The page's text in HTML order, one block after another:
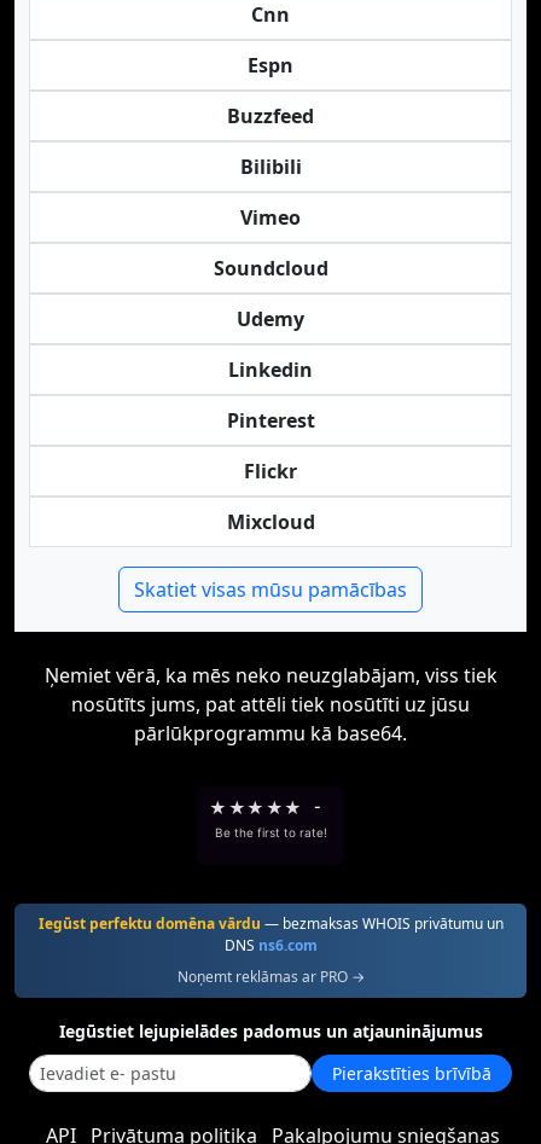
Cnn
Espn
Buzzfeed
Bilibili
Vimeo
Soundcloud
Udemy
Linkedin
Pinterest
Flickr
Mixcloud
Skatiet visas mūsu pamācības
Ņemiet vērā, ka mēs neko neuzglabājam, viss tiek
nosūtīts jums, pat attēli tiek nosūtīti uz jūsu
pārlūkprogrammu kā base64.
★ ★★ ★★ -
Be the first to rate!
Iegūst perfektu domēna vārdu — bezmaksas WHOIS privātumu un
DNS ns6.com
Noņemt reklāmas ar PRO →
Iegūstiet lejupielādes padomus un atjauninājumus
Pierakstīties brīvībā
API Privātuma politika Pakalpojumu sniegšanas